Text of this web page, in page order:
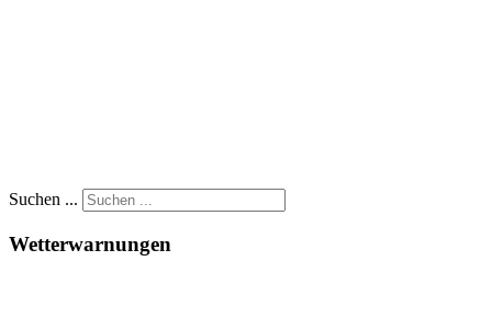
Suchen ...
Wetterwarnungen